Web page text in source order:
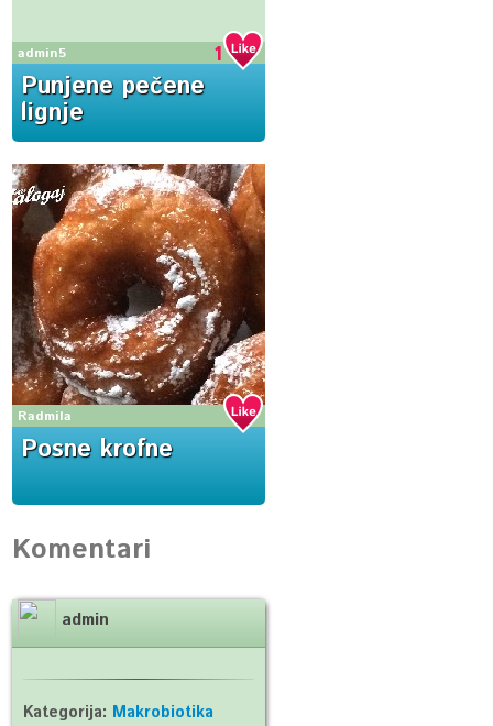
admin5 1
Punjene pečene
lignje
Radmila
Posne krofne
Komentari
admin
Kategorija: Makrobiotika